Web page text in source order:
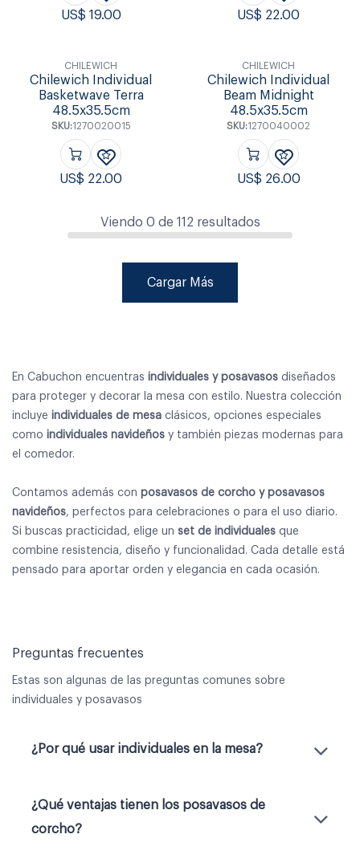
US$ 19.00 US$ 22.00
CHILEWICH
Chilewich Individual
Basketwave Terra
48.5x35.5cm
SKU:1270020015
US$ 22.00
CHILEWICH
Chilewich Individual
Beam Midnight
48.5x35.5cm
SKU:1270040002
US$ 26.00
Viendo 0 de 112 resultados
Cargar Más
En Cabuchon encuentras individuales y posavasos diseñados
para proteger y decorar la mesa con estilo. Nuestra colección
incluye individuales de mesa clásicos, opciones especiales
como individuales navideños y también piezas modernas para
el comedor.
Contamos además con posavasos de corcho y posavasos
navideños, perfectos para celebraciones o para el uso diario.
Si buscas practicidad, elige un set de individuales que
combine resistencia, diseño y funcionalidad. Cada detalle está
pensado para aportar orden y elegancia en cada ocasión.
Preguntas frecuentes
Estas son algunas de las preguntas comunes sobre
individuales y posavasos
¿Por qué usar individuales en la mesa?
¿Qué ventajas tienen los posavasos de
corcho?